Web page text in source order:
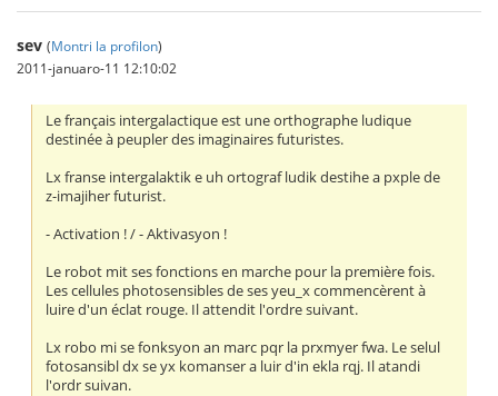
sev (Montri la profilon)
2011-januaro-11 12:10:02
Le français intergalactique est une orthographe ludique
destinée à peupler des imaginaires futuristes.
Lx franse intergalaktik e uh ortograf ludik destihe a pxple de
z-imajiher futurist.
- Activation ! / - Aktivasyon !
Le robot mit ses fonctions en marche pour la première fois.
Les cellules photosensibles de ses yeu_x commencèrent à
luire d'un éclat rouge. Il attendit l'ordre suivant.
Lx robo mi se fonksyon an marc pqr la prxmyer fwa. Le selul
fotosansibl dx se yx komanser a luir d'in ekla rqj. Il atandi
l'ordr suivan.